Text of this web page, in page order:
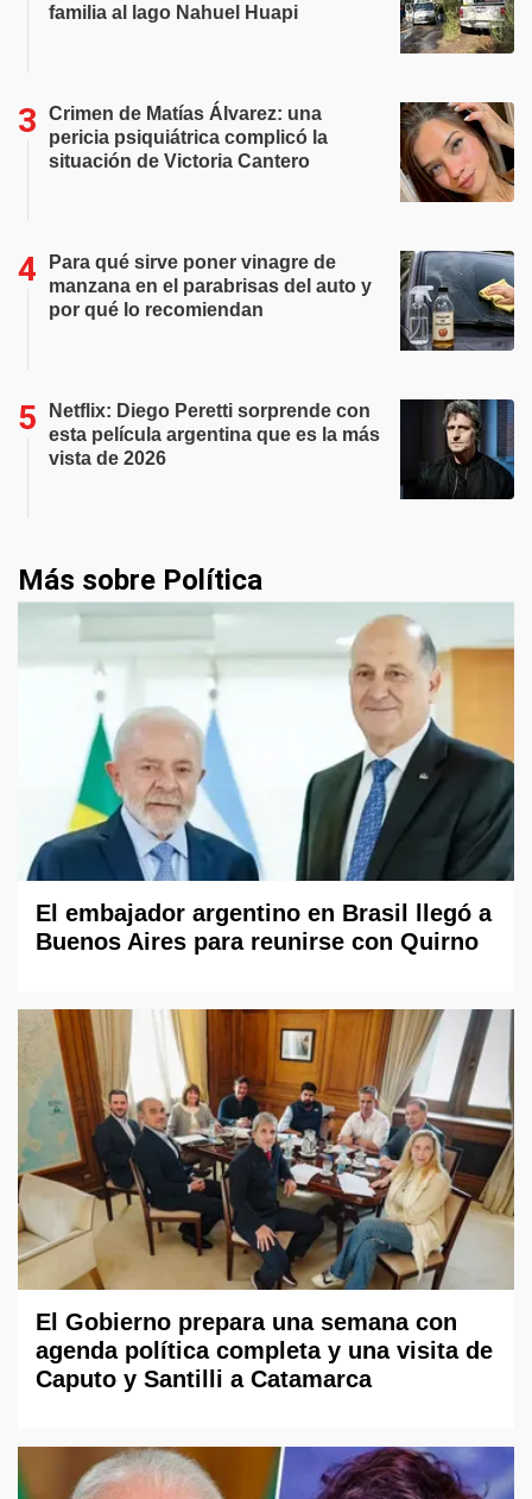
familia al lago Nahuel Huapi
Crimen de Matías Álvarez: una
pericia psiquiátrica complicó la
situación de Victoria Cantero
Para qué sirve poner vinagre de
manzana en el parabrisas del auto y
por qué lo recomiendan
Netflix: Diego Peretti sorprende con
esta película argentina que es la más
vista de 2026
Más sobre Política
El embajador argentino en Brasil llegó a
Buenos Aires para reunirse con Quirno
El Gobierno prepara una semana con
agenda política completa y una visita de
Caputo y Santilli a Catamarca